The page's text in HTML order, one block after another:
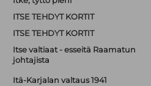
ITSE TEHDYT KORTIT
ITSE TEHDYT KORTIT
Itse valtiaat - esseitä Raamatun
johtajista
Itä-Karjalan valtaus 1941